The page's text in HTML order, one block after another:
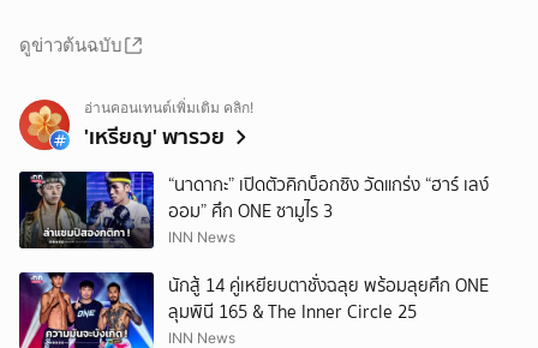
ดูข่าวต้นฉบับ
อ่านคอนเทนต์เพิ่มเติม คลิก!
'เหรียญ' พารวย
“นาดากะ” เปิดตัวคิกบ็อกซิง วัดแกร่ง “ฮาร์ เลง์
ออม” ศึก ONE ซามูไร 3
INN News
นักสู้ 14 คู่เหยียบตาชั่งฉลุย พร้อมลุยศึก ONE
ลุมพินี 165 & The Inner Circle 25
INN News